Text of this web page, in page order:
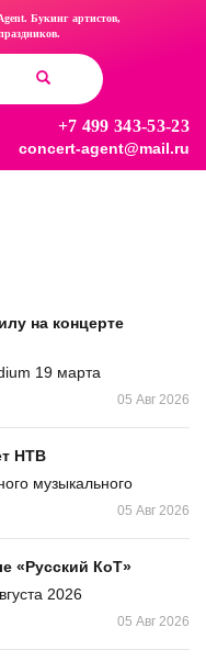
Букинг артистов,
+7 499 343-53-23
concert-agent@mail.ru
на концерте
19 марта
05 Авг 2026
НТВ
музыкального
05 Авг 2026
«Русский КоТ»
2026
05 Авг 2026